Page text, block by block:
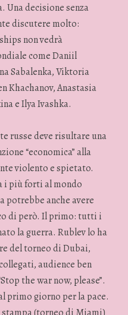
Una decisione senza
discutere molto:
non vedrà
come Daniil
Sabalenka, Viktoria
Khachanov, Anastasia
e Ilya Ivashka.
russe deve risultare una
“economica” alla
violento e spietato.
i più forti al mondo
potrebbe anche avere
di però. Il primo: tutti i
la guerra. Rublev lo ha
del torneo di Dubai,
audience ben
the war now, please”.
primo giorno per la pace.